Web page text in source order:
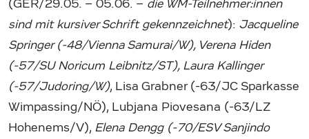
(GER/29.05. – 05.06. – die WM-Teilnehmer:innen
sind mit kursiver Schrift gekennzeichnet): Jacqueline
Springer (-48/Vienna Samurai/W), Verena Hiden
(-57/SU Noricum Leibnitz/ST), Laura Kallinger
(-57/Judoring/W), Lisa Grabner (-63/JC Sparkasse
Wimpassing/NÖ), Lubjana Piovesana (-63/LZ
Hohenems/V), Elena Dengg (-70/ESV Sanjindo